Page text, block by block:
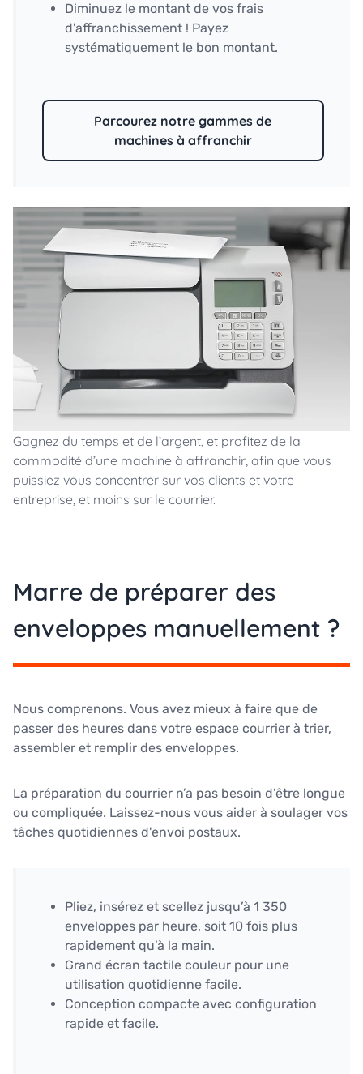
Diminuez le montant de vos frais
d'affranchissement ! Payez
systématiquement le bon montant.
Parcourez notre gammes de
machines à affranchir
Gagnez du temps et de l’argent, et profitez de la
commodité d’une machine à affranchir, afin que vous
puissiez vous concentrer sur vos clients et votre
entreprise, et moins sur le courrier.
Marre de préparer des
enveloppes manuellement ?
Nous comprenons. Vous avez mieux à faire que de
passer des heures dans votre espace courrier à trier,
assembler et remplir des enveloppes.
La préparation du courrier n’a pas besoin d’être longue
ou compliquée. Laissez-nous vous aider à soulager vos
tâches quotidiennes d'envoi postaux.
Pliez, insérez et scellez jusqu’à 1 350
enveloppes par heure, soit 10 fois plus
rapidement qu’à la main.
Grand écran tactile couleur pour une
utilisation quotidienne facile.
Conception compacte avec configuration
rapide et facile.